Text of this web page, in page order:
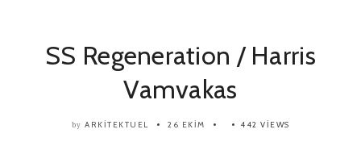
SS Regeneration / Harris
Vamvakas
by ARKITEKTUEL 26 EKIM 442 VIEWS